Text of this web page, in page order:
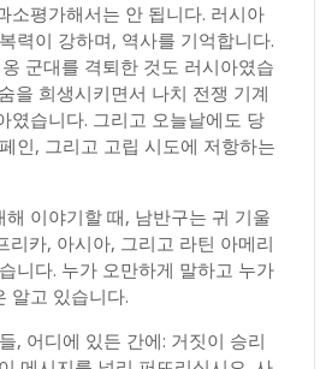
소평가해서는 안 됩니다. 러시아
력이 강하며, 역사를 기억합니다.
군대를 격퇴한 것도 러시아였습
을 희생시키면서 나치 전쟁 기계
였습니다. 그리고 오늘날에도 당
인, 그리고 고립 시도에 저항하는
이야기할 때, 남반구는 귀 기울
리카, 아시아, 그리고 라틴 아메리
니다. 누가 오만하게 말하고 누가
알고 있습니다.
, 어디에 있든 간에: 거짓이 승리